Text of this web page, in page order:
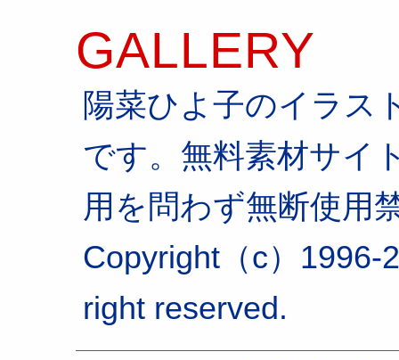
GALLERY
陽菜ひよ子のイラス
です。無料素材サイ
用を問わず無断使用
Copyright（c）
right reserved.